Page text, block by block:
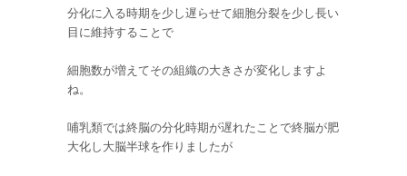
分化に入る時期を少し遅らせて細胞分裂を少し長い
目に維持することで
細胞数が増えてその組織の大きさが変化しますよ
ね。
哺乳類では終脳の分化時期が遅れたことで終脳が肥
大化し大脳半球を作りましたが